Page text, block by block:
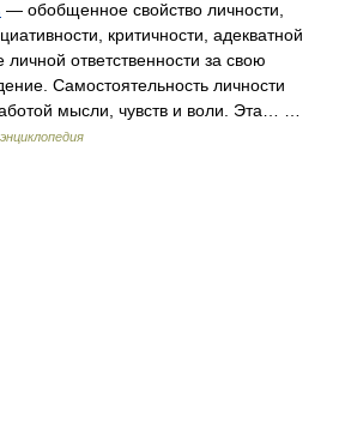
— обобщенное свойство личности,
критичности, адекватной
личной ответственности за свою
Самостоятельность личности
мысли, чувств и воли. Эта… …